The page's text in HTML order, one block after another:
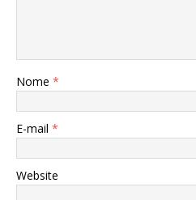
Nome *
E-mail *
Website